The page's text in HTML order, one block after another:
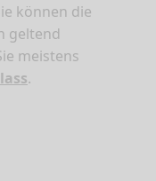
können die
geltend
meistens
.